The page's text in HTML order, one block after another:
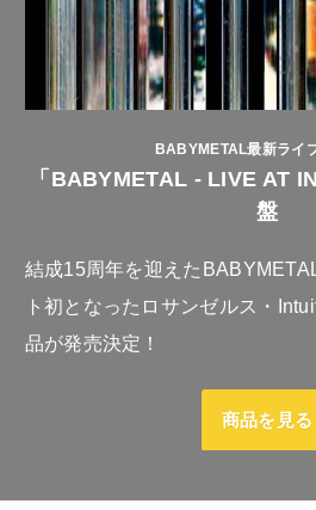
BABYMETAL最新ライ
「BABYMETAL - LIVE AT
盤
結成15周年を迎えた
ト初となったロサンゼルス・
品が発売決定！
商品を見る